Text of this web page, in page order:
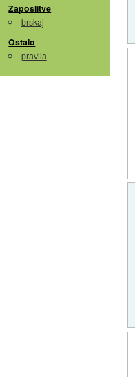
Zaposlitve
brskaj
Ostalo
pravila